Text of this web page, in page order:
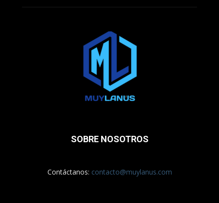
SOBRE NOSOTROS
Contáctanos: contacto@muylanus.com